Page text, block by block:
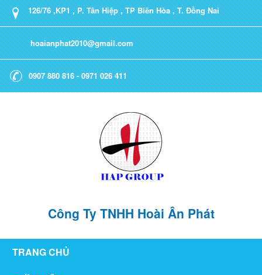
126/76 ,KP1 , P. Tân Hiệp , TP Biên Hòa , T. Đồng Nai
hoaianphat2010@gmail.com
0907 880 816 - 0971 026 411
Công Ty TNHH Hoài Ân Phát
TRANG CHỦ